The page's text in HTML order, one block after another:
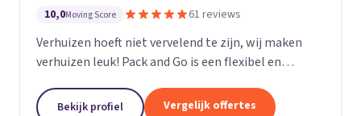
10,0Moving Score 61 reviews
Verhuizen hoeft niet vervelend te zijn, wij maken
verhuizen leuk! Pack and Go is een flexibel en
al uw verhuizingen. Met ons team van...
Bekijk profiel Vergelijk offertes